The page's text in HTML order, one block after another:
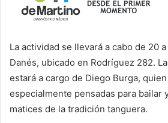
La actividad se llevará a cabo de 20
Danés, ubicado en Rodríguez 282.
estará a cargo de Diego Burga,
especialmente pensadas para bailar
matices de la tradición tanguera.